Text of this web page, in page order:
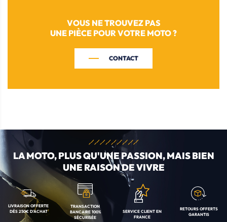
VOUS NE TROUVEZ PAS
UNE PIÈCE POUR VOTRE MOTO ?
CONTACT
LIVRAISON OFFERTE
DÈS 250€ D'ACHAT
TRANSACTION
BANCAIRE 100%
SÉCURISÉE
LA MOTO, PLUS QU'UNEPASSION, MAIS BIEN
UNE RAISON DE VIVRE
SERVICE CLIENT EN
FRANCE
RETOURS OFFERTS
GARANTIS